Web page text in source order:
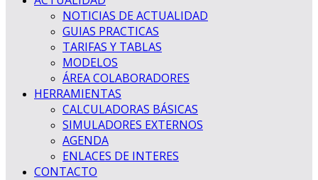
NOTICIAS DE ACTUALIDAD
GUIAS PRACTICAS
TARIFAS Y TABLAS
MODELOS
ÁREA COLABORADORES
HERRAMIENTAS
CALCULADORAS BÁSICAS
SIMULADORES EXTERNOS
AGENDA
ENLACES DE INTERES
CONTACTO